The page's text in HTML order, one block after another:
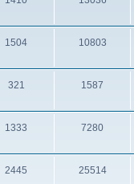
1504 10803
321 1587
1333 7280
2445 25514